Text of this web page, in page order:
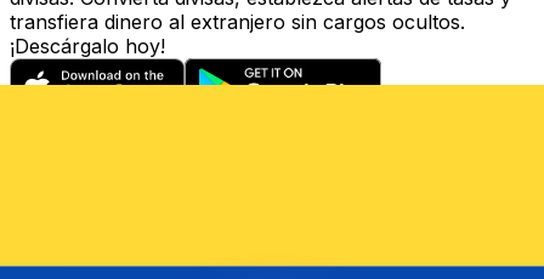
transfiera dinero al extranjero sin cargos ocultos.
¡Descárgalo hoy!